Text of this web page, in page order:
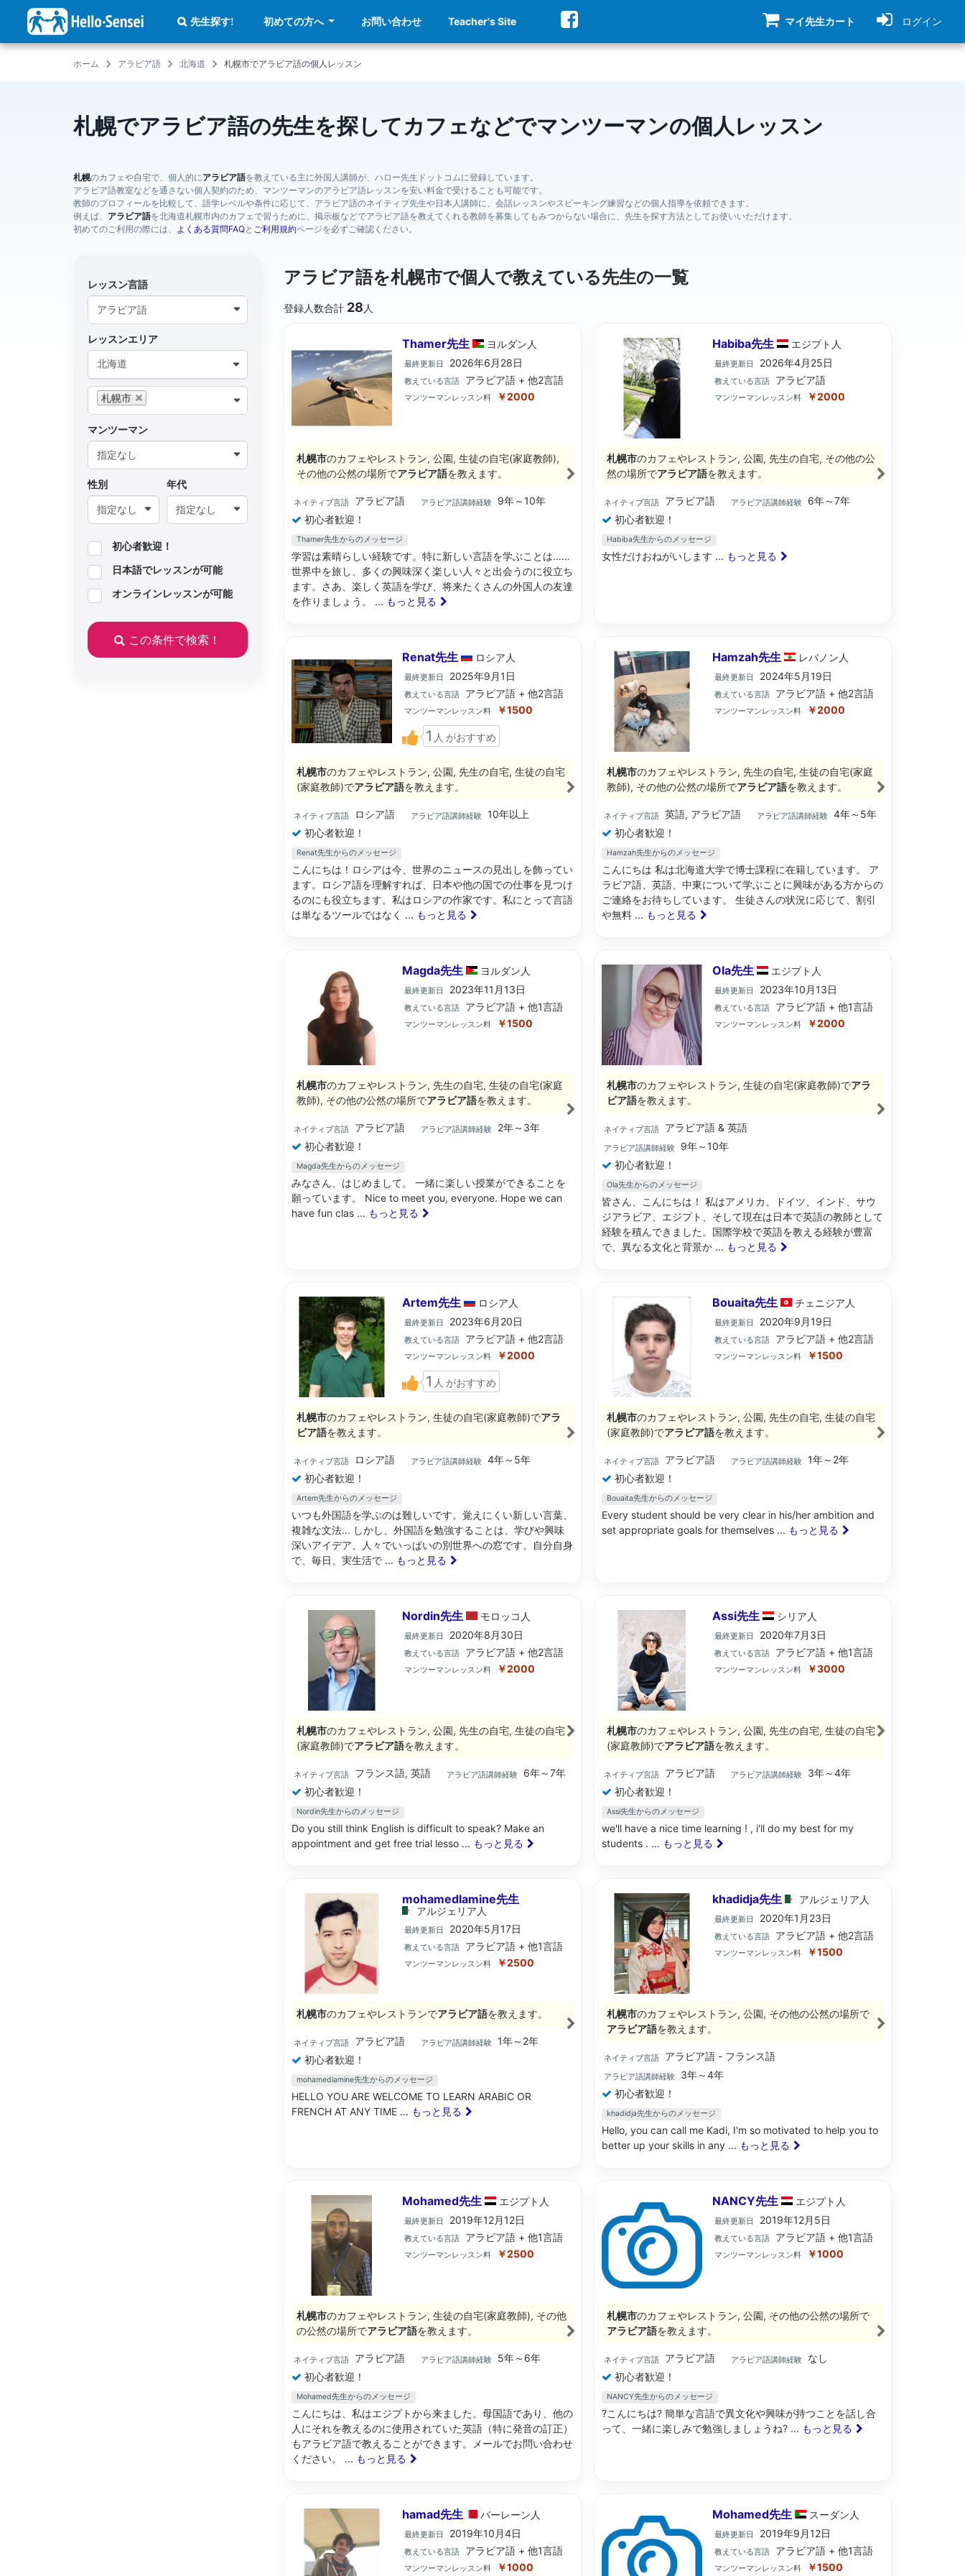
ン
先生探す! 初めての方へ お問い合わせ Teacher's Site マイ先生カート ログイン
ホーム アラビア語 北海道 札幌市でアラビア語の個人レッスン
札幌でアラビア語の先生を探してカフェなどでマンツーマンの個人レッスン
札幌のカフェや自宅で、個人的にアラビア語を教えている主に外国人講師が、ハロー先生ドットコムに登録しています。
アラビア語教室などを通さない個人契約のため、マンツーマンのアラビア語レッスンを安い料金で受けることも可能です。
教師のプロフィールを比較して、語学レベルや条件に応じて、アラビア語のネイティブ先生や日本人講師に、会話レッスンやスピーキング練習などの個人指導を依頼できます。
例えば、 アラビア語を北海道札幌市内のカフェで習うために、掲示板などでアラビア語を教えてくれる教師を募集してもみつからない場合に、先生を探す方法としてお使いいただけます。
初めてのご利用の際には、 よくある質問FAQと ご利用規約ページを必ずご確認ください。
レッスン言語
レッスンエリア
北海道
札幌市
マンツーマン
性別 年代
初心者歓迎！
日本語でレッスンが可能
オンラインレッスンが可能
この条件で検索！
アラビア語を札幌市で個人で教えている先生の一覧
登録人数合計 28 人
Thamer先生 ヨルダン 人
最終更新日 2026年6月28日
教えている言語 アラビア語 + 他2言語
マンツーマンレッスン料 ￥2000
札幌市のカフェやレストラン, 公園, 生徒の自宅(家庭教師),
その他の公然の場所でアラビア語を教えます。
ネイティブ言語 アラビア語 アラビア語講師経験
9年～10年
初心者歓迎！
Thamer先生からのメッセージ
学習は素晴らしい経験です。特に新しい言語を学ぶことは……
世界中を旅し、多くの興味深く楽しい人々と出会うのに役立ち
ます。さあ、楽しく英語を学び、将来たくさんの外国人の友達
を作りましょう。 ... もっと見る
Habiba先生 エジプト 人
最終更新日 2026年4月25日
教えている言語 アラビア語
マンツーマンレッスン料 ￥2000
札幌市のカフェやレストラン, 公園, 先生の自宅, その他の公
然の場所でアラビア語を教えます。
ネイティブ言語 アラビア語 アラビア語講師経験
6年～7年
初心者歓迎！
Habiba先生からのメッセージ
女性だけおねがいします ... もっと見る
Renat先生 ロシア 人
最終更新日 2025年9月1日
教えている言語 アラビア語 + 他2言語
マンツーマンレッスン料 ￥1500
1 人 がおすすめ
札幌市のカフェやレストラン, 公園, 先生の自宅, 生徒の自宅
(家庭教師)でアラビア語を教えます。
ネイティブ言語 ロシア語 アラビア語講師経験
10年以上
初心者歓迎！
Renat先生からのメッセージ
こんにちは！ロシアは今、世界のニュースの見出しを飾ってい
ます。ロシア語を理解すれば、日本や他の国での仕事を見つけ
るのにも役立ちます。私はロシアの作家です。私にとって言語
は単なるツールではなく ... もっと見る
Hamzah先生 レバノン 人
最終更新日 2024年5月19日
教えている言語 アラビア語 + 他2言語
マンツーマンレッスン料 ￥2000
札幌市のカフェやレストラン, 先生の自宅, 生徒の自宅(家庭
教師), その他の公然の場所でアラビア語を教えます。
ネイティブ言語 英語, アラビア語 アラビア語講師経験
4年～5年
初心者歓迎！
Hamzah先生からのメッセージ
こんにちは 私は北海道大学で博士課程に在籍しています。 ア
ラビア語、英語、中東について学ぶことに興味がある方からの
ご連絡をお待ちしています。 生徒さんの状況に応じて、割引
や無料 ... もっと見る
Magda先生 ヨルダン 人
最終更新日 2023年11月13日
教えている言語 アラビア語 + 他1言語
マンツーマンレッスン料 ￥1500
札幌市のカフェやレストラン, 先生の自宅, 生徒の自宅(家庭
教師), その他の公然の場所でアラビア語を教えます。
ネイティブ言語 アラビア語 アラビア語講師経験
2年～3年
初心者歓迎！
Magda先生からのメッセージ
みなさん、はじめまして。 一緒に楽しい授業ができることを
願っています。 Nice to meet you, everyone. Hope we can
have fun clas ... もっと見る
Ola先生 エジプト 人
最終更新日 2023年10月13日
教えている言語 アラビア語 + 他1言語
マンツーマンレッスン料 ￥2000
札幌市のカフェやレストラン, 生徒の自宅(家庭教師)でアラ
ビア語を教えます。
ネイティブ言語 アラビア語 & 英語
アラビア語講師経験
9年～10年
初心者歓迎！
Ola先生からのメッセージ
皆さん、こんにちは！ 私はアメリカ、ドイツ、インド、サウ
ジアラビア、エジプト、そして現在は日本で英語の教師として
経験を積んできました。国際学校で英語を教える経験が豊富
で、異なる文化と背景か ... もっと見る
Artem先生 ロシア 人
最終更新日 2023年6月20日
教えている言語 アラビア語 + 他2言語
マンツーマンレッスン料 ￥2000
1 人 がおすすめ
札幌市のカフェやレストラン, 生徒の自宅(家庭教師)でアラ
ビア語を教えます。
ネイティブ言語 ロシア語 アラビア語講師経験
4年～5年
初心者歓迎！
Artem先生からのメッセージ
いつも外国語を学ぶのは難しいです。覚えにくい新しい言葉、
複雑な文法... しかし、外国語を勉強することは、学びや興味
深いアイデア、人々でいっぱいの別世界への窓です。自分自身
で、毎日、実生活で ... もっと見る
Bouaita先生 チェニジア 人
最終更新日 2020年9月19日
教えている言語 アラビア語 + 他2言語
マンツーマンレッスン料 ￥1500
札幌市のカフェやレストラン, 公園, 先生の自宅, 生徒の自宅
(家庭教師)でアラビア語を教えます。
ネイティブ言語 アラビア語 アラビア語講師経験
1年～2年
初心者歓迎！
Bouaita先生からのメッセージ
Every student should be very clear in his/her ambition and
set appropriate goals for themselves ... もっと見る
Nordin先生 モロッコ 人
最終更新日 2020年8月30日
教えている言語 アラビア語 + 他2言語
マンツーマンレッスン料 ￥2000
札幌市のカフェやレストラン, 公園, 先生の自宅, 生徒の自宅
(家庭教師)でアラビア語を教えます。
ネイティブ言語 フランス語, 英語 アラビア語講師経験
6年～7年
初心者歓迎！
Nordin先生からのメッセージ
Do you still think English is difficult to speak? Make an
appointment and get free trial lesso ... もっと見る
Assi先生 シリア 人
最終更新日 2020年7月3日
教えている言語 アラビア語 + 他1言語
マンツーマンレッスン料 ￥3000
札幌市のカフェやレストラン, 公園, 先生の自宅, 生徒の自宅
(家庭教師)でアラビア語を教えます。
ネイティブ言語 アラビア語 アラビア語講師経験
3年～4年
初心者歓迎！
Assi先生からのメッセージ
we'll have a nice time learning ! , i'll do my best for my
students . ... もっと見る
mohamedlamine先生
アルジェリア 人
最終更新日 2020年5月17日
教えている言語 アラビア語 + 他1言語
マンツーマンレッスン料 ￥2500
札幌市のカフェやレストランでアラビア語を教えます。
ネイティブ言語 アラビア語 アラビア語講師経験
1年～2年
初心者歓迎！
mohamedlamine先生からのメッセージ
HELLO YOU ARE WELCOME TO LEARN ARABIC OR
FRENCH AT ANY TIME ... もっと見る
khadidja先生 アルジェリア 人
最終更新日 2020年1月23日
教えている言語 アラビア語 + 他2言語
マンツーマンレッスン料 ￥1500
札幌市のカフェやレストラン, 公園, その他の公然の場所で
アラビア語を教えます。
ネイティブ言語 アラビア語 - フランス語
アラビア語講師経験
3年～4年
初心者歓迎！
khadidja先生からのメッセージ
Hello, you can call me Kadi, I'm so motivated to help you to
better up your skills in any ... もっと見る
Mohamed先生 エジプト 人
最終更新日 2019年12月12日
教えている言語 アラビア語 + 他1言語
マンツーマンレッスン料 ￥2500
札幌市のカフェやレストラン, 生徒の自宅(家庭教師), その他
の公然の場所でアラビア語を教えます。
ネイティブ言語 アラビア語 アラビア語講師経験
5年～6年
初心者歓迎！
Mohamed先生からのメッセージ
こんにちは、私はエジプトから来ました。母国語であり、他の
人にそれを教えるのに使用されていた英語（特に発音の訂正）
もアラビア語で教えることができます。メールでお問い合わせ
ください。 ... もっと見る
NANCY先生 エジプト 人
最終更新日 2019年12月5日
教えている言語 アラビア語 + 他1言語
マンツーマンレッスン料 ￥1000
札幌市のカフェやレストラン, 公園, その他の公然の場所で
アラビア語を教えます。
ネイティブ言語 アラビア語 アラビア語講師経験
なし
初心者歓迎！
NANCY先生からのメッセージ
?こんにちは? 簡単な言語で異文化や興味が持つことを話し合
って、一緒に楽しみで勉強しましょうね? ... もっと見る
hamad先生 バーレーン 人
最終更新日 2019年10月4日
教えている言語 アラビア語 + 他1言語
マンツーマンレッスン料 ￥1000
Mohamed先生 スーダン 人
最終更新日 2019年9月12日
教えている言語 アラビア語 + 他1言語
マンツーマンレッスン料 ￥1500